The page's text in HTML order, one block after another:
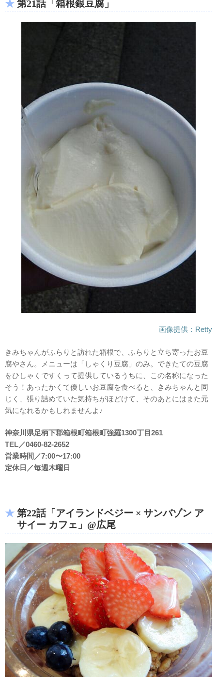
第21話「箱根銀豆腐」
画像提供：Retty
きみちゃんがふらりと訪れた箱根で、ふらりと立ち寄ったお豆
腐やさん。メニューは「しゃくり豆腐」のみ。できたての豆腐
をひしゃくですくって提供しているうちに、この名称になった
そう！あったかくて優しいお豆腐を食べると、きみちゃんと同
じく、張り詰めていた気持ちがほどけて、そのあとにはまた元
気になれるかもしれませんよ♪
神奈川県足柄下郡箱根町箱根町強羅1300丁目261
TEL／0460-82-2652
営業時間／7:00〜17:00
定休日／毎週木曜日
第22話「アイランドベジー × サンバゾン ア
サイー カフェ」@広尾